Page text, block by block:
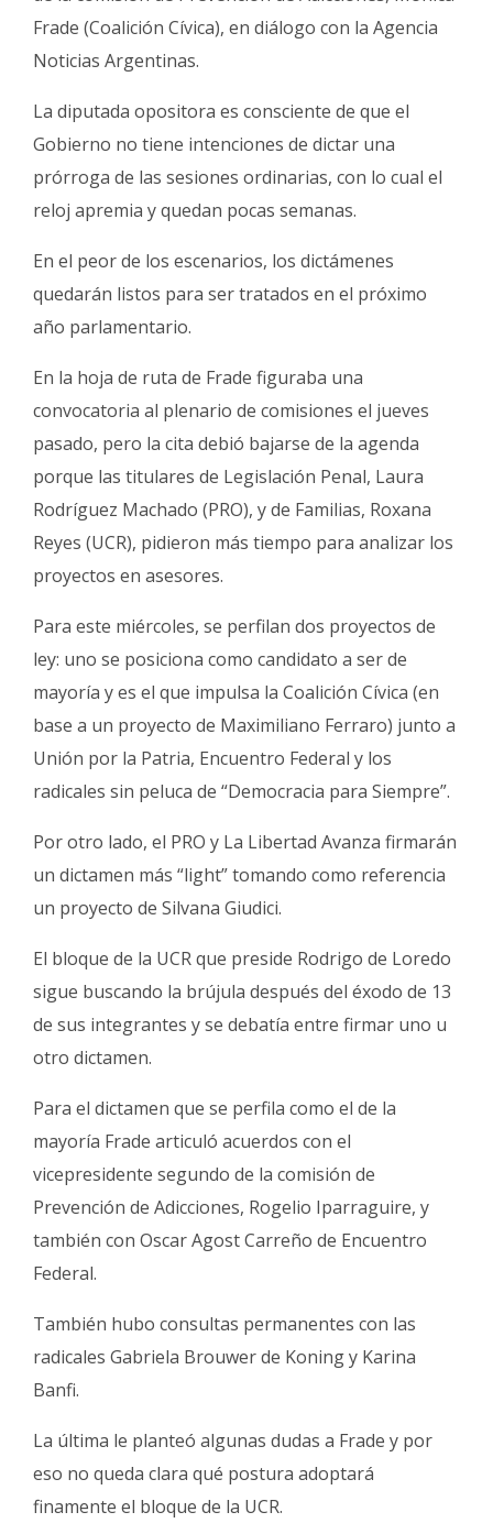
Frade (Coalición Cívica), en diálogo con la Agencia
Noticias Argentinas.
La diputada opositora es consciente de que el
Gobierno no tiene intenciones de dictar una
prórroga de las sesiones ordinarias, con lo cual el
reloj apremia y quedan pocas semanas.
En el peor de los escenarios, los dictámenes
quedarán listos para ser tratados en el próximo
año parlamentario.
En la hoja de ruta de Frade figuraba una
convocatoria al plenario de comisiones el jueves
pasado, pero la cita debió bajarse de la agenda
porque las titulares de Legislación Penal, Laura
Rodríguez Machado (PRO), y de Familias, Roxana
Reyes (UCR), pidieron más tiempo para analizar los
proyectos en asesores.
Para este miércoles, se perfilan dos proyectos de
ley: uno se posiciona como candidato a ser de
mayoría y es el que impulsa la Coalición Cívica (en
base a un proyecto de Maximiliano Ferraro) junto a
Unión por la Patria, Encuentro Federal y los
radicales sin peluca de “Democracia para Siempre”.
Por otro lado, el PRO y La Libertad Avanza firmarán
un dictamen más “light” tomando como referencia
un proyecto de Silvana Giudici.
El bloque de la UCR que preside Rodrigo de Loredo
sigue buscando la brújula después del éxodo de 13
de sus integrantes y se debatía entre firmar uno u
otro dictamen.
Para el dictamen que se perfila como el de la
mayoría Frade articuló acuerdos con el
vicepresidente segundo de la comisión de
Prevención de Adicciones, Rogelio Iparraguire, y
también con Oscar Agost Carreño de Encuentro
Federal.
También hubo consultas permanentes con las
radicales Gabriela Brouwer de Koning y Karina
Banfi.
La última le planteó algunas dudas a Frade y por
eso no queda clara qué postura adoptará
finamente el bloque de la UCR.